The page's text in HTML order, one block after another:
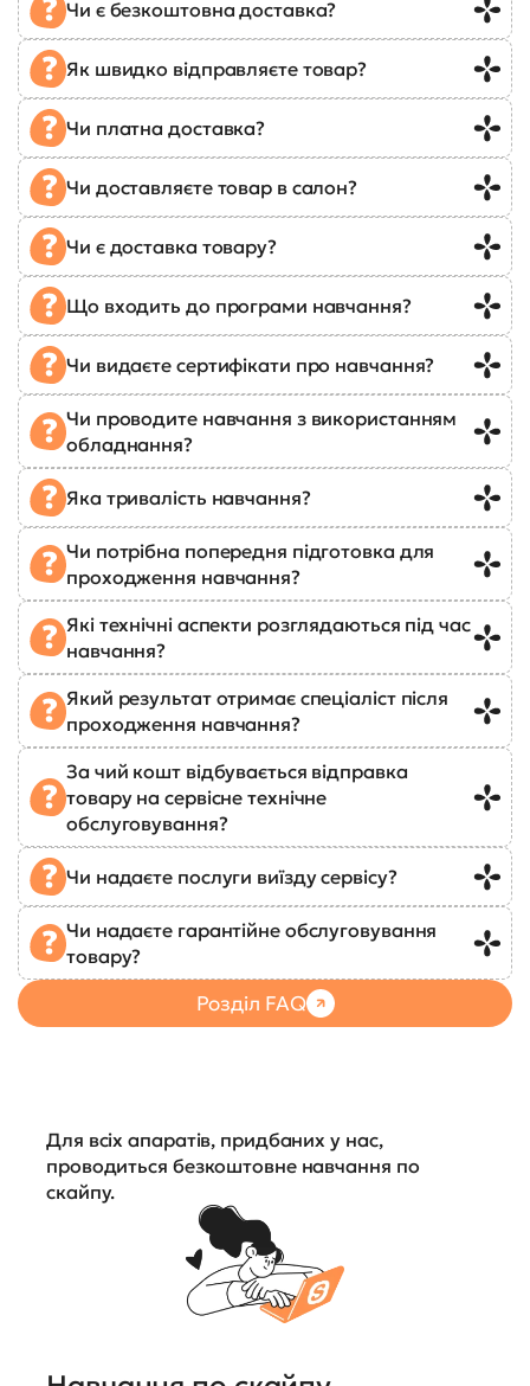
Чи є безкоштовна доставка?
Як швидко відправляєте товар?
Чи платна доставка?
Чи доставляєте товар в салон?
Чи є доставка товару?
Що входить до програми навчання?
Чи видаєте сертифікати про навчання?
Чи проводите навчання з використанням
обладнання?
Яка тривалість навчання?
Чи потрібна попередня підготовка для
проходження навчання?
Які технічні аспекти розглядаються під час
навчання?
Який результат отримає спеціаліст після
проходження навчання?
За чий кошт відбувається відправка
товару на сервісне технічне
обслуговування?
Чи надаєте послуги виїзду сервісу?
Чи надаєте гарантійне обслуговування
товару?
Розділ FAQ
Для всіх апаратів, придбаних у нас,
проводиться безкоштовне навчання по
скайпу.